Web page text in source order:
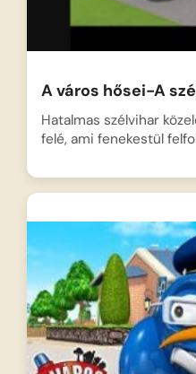
A város hősei-A
Hatalmas szélvihar
felé, ami fenekestül